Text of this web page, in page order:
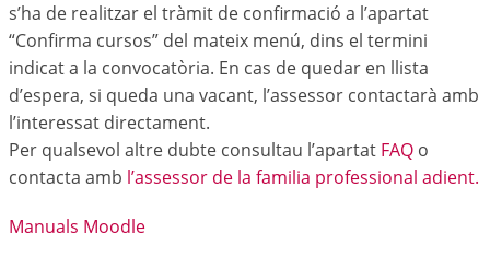
s’ha de realitzar el tràmit de confirmació a l’apartat
“Confirma cursos” del mateix menú, dins el termini
indicat a la convocatòria. En cas de quedar en llista
d’espera, si queda una vacant, l’assessor contactarà amb
l’interessat directament.
Per qualsevol altre dubte consultau l’apartat FAQ o
contacta amb l’assessor de la familia professional adient.
Manuals Moodle